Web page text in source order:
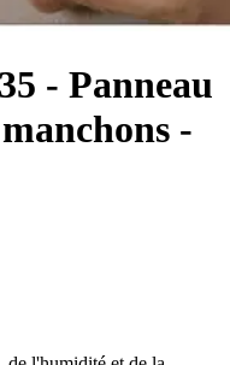
- Panneau
-